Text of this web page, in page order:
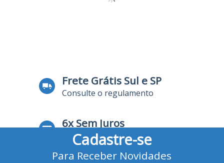
Frete Grátis Sul e SP
Consulte o regulamento
6x Sem Juros
no Cartão de Crédito
Cadastre-se
Para Receber Novidades